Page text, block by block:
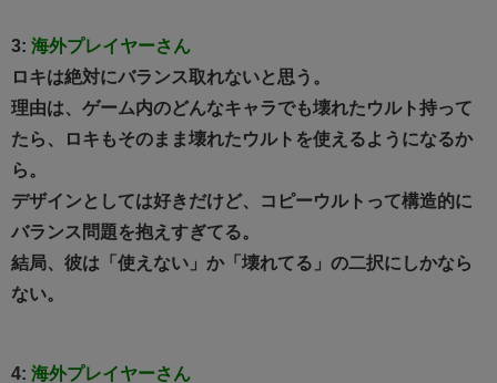
3: 海外プレイヤーさん
ロキは絶対にバランス取れないと思う。
理由は、ゲーム内のどんなキャラでも壊れたウルト持って
たら、ロキもそのまま壊れたウルトを使えるようになるか
ら。
デザインとしては好きだけど、コピーウルトって構造的に
バランス問題を抱えすぎてる。
結局、彼は「使えない」か「壊れてる」の二択にしかなら
ない。
4: 海外プレイヤーさん